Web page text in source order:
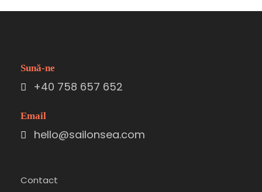
Sună-ne
+40 758 657 652
Email
hello@sailonsea.com
Contact